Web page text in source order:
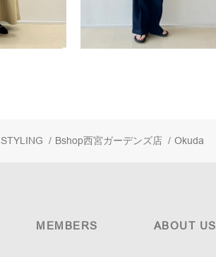
STYLING / Bshop西宮ガーデンズ店 / Okuda
MEMBERS ABOUT US